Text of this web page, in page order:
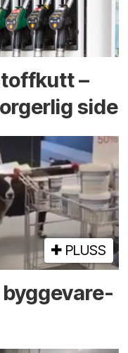
–
side
PLUSS
bygge­vare­